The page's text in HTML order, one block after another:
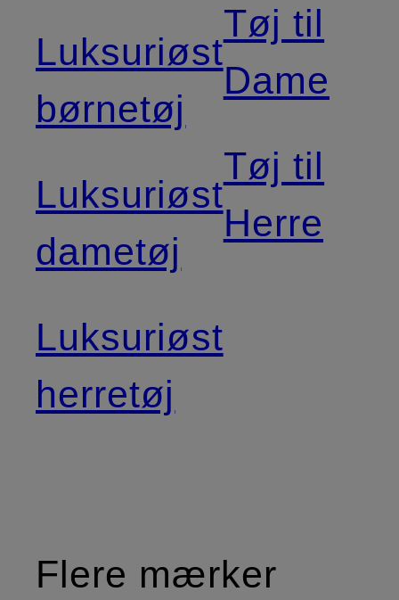
Luksuriøst
børnetøj
Luksuriøst
dametøj
Luksuriøst
herretøj
Tøj til
Dame
Tøj til
Herre
Flere mærker